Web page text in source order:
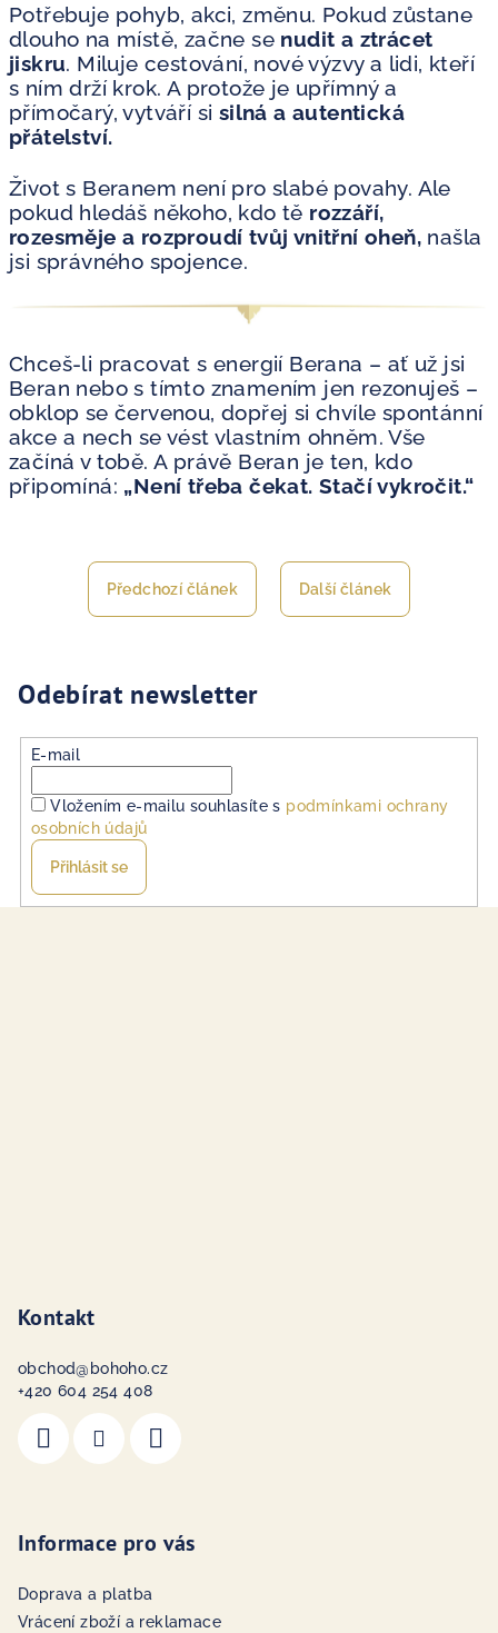
Potřebuje pohyb, akci, změnu. Pokud zůstane
dlouho na místě, začne se nudit a ztrácet
jiskru. Miluje cestování, nové výzvy a lidi, kteří
s ním drží krok. A protože je upřímný a
přímočarý, vytváří si silná a autentická
přátelství.
Život s Beranem není pro slabé povahy. Ale
pokud hledáš někoho, kdo tě rozzáří,
rozesměje a rozproudí tvůj vnitřní oheň, našla
jsi správného spojence.
Chceš-li pracovat s energií Berana – ať už jsi
Beran nebo s tímto znamením jen rezonuješ –
obklop se červenou, dopřej si chvíle spontánní
akce a nech se vést vlastním ohněm. Vše
začíná v tobě. A právě Beran je ten, kdo
připomíná: „Není třeba čekat. Stačí vykročit.“
Předchozí článek Další článek
Odebírat newsletter
E-mail
Vložením e-mailu souhlasíte s podmínkami ochrany
osobních údajů
Přihlásit se
Kontakt
obchod@ bohoho.cz
+420 604 254 408
Informace pro vás
Doprava a platba
Vrácení zboží a reklamace